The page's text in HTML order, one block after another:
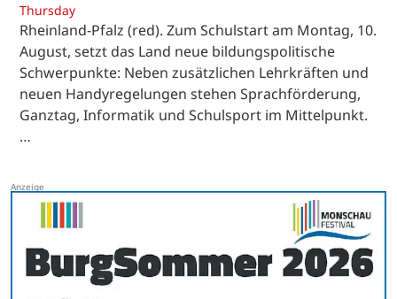
Thursday
Rheinland-Pfalz (red). Zum Schulstart am Montag, 10.
August, setzt das Land neue bildungspolitische
Schwerpunkte: Neben zusätzlichen Lehrkräften und
neuen Handyregelungen stehen Sprachförderung,
Ganztag, Informatik und Schulsport im Mittelpunkt.
…